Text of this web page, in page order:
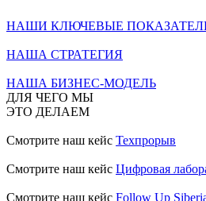
НАШИ КЛЮЧЕВЫЕ
НАША СТРАТЕГИЯ
НАША БИЗНЕС-МОДЕЛЬ
ДЛЯ ЧЕГО МЫ
ЭТО ДЕЛАЕМ
Смотрите наш кейс Техпрорыв
Смотрите наш кейс Цифровая
Смотрите наш кейс Follow Up